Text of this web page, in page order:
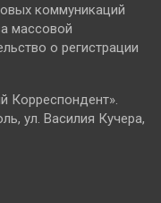
коммуникаций
массовой
о регистрации
Корреспондент».
ул. Василия Кучера,